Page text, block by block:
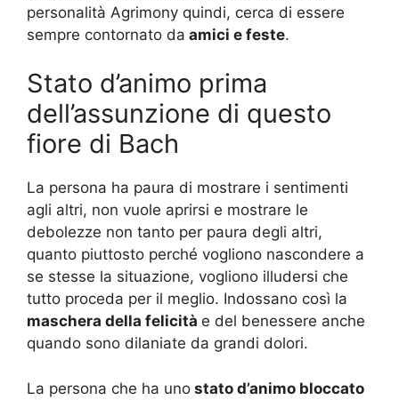
personalità Agrimony quindi, cerca di essere
sempre contornato da amici e feste.
Stato d’animo prima
dell’assunzione di questo
fiore di Bach
La persona ha paura di mostrare i sentimenti
agli altri, non vuole aprirsi e mostrare le
debolezze non tanto per paura degli altri,
quanto piuttosto perché vogliono nascondere a
se stesse la situazione, vogliono illudersi che
tutto proceda per il meglio. Indossano così la
maschera della felicità e del benessere anche
quando sono dilaniate da grandi dolori.
La persona che ha uno stato d’animo bloccato